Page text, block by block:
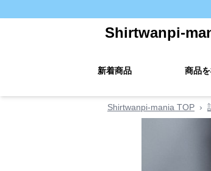
Shirtwanpi-
新着商品 商品
Shirtwanpi-mania TOP ›